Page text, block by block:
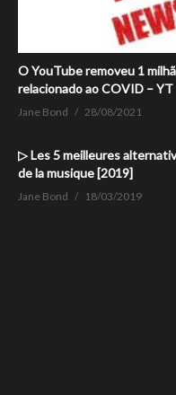
O YouTube removeu 1
relacionado ao COVID – YT
Jane Bond 28/08/2021
▷ Les 5 meilleures
de la musique [2019]
Jane Bond 18/03/2019